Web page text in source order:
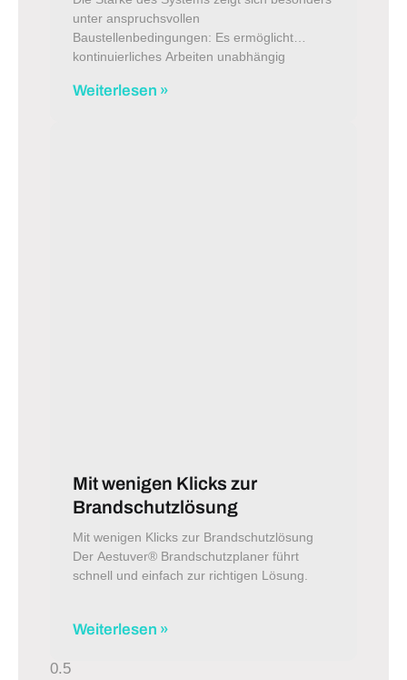
unter anspruchsvollen
Baustellenbedingungen: Es ermöglicht
kontinuierliches Arbeiten unabhängig
Weiterlesen »
Mit wenigen Klicks zur
Brandschutzlösung
Mit wenigen Klicks zur Brandschutzlösung
Der Aestuver® Brandschutzplaner führt
schnell und einfach zur richtigen Lösung.
Weiterlesen »